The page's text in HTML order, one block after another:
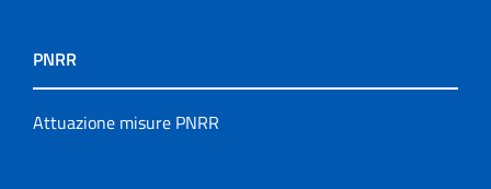
PNRR
Attuazione misure PNRR